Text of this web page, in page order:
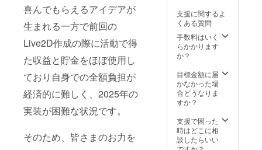
喜んでもらえるアイデアが
生まれる一方で前回の
Live2D作成の際に活動で得
た収益と貯金をほぼ使用し
ており自身での全額負担が
経済的に難しく、2025年の
実装が困難な状況です。
そのため、皆さまのお力を
支援に関するよ
くある質問
手数料はいく
らかかります
か？
目標金額に届
かなかった場
合どうなりま
すか？
支援で困った
時はどこに相
談したらいい